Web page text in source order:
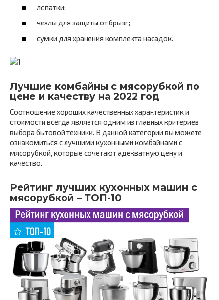
лопатки;
чехлы для защиты от брызг;
сумки для хранения комплекта насадок.
Лучшие комбайны с мясорубкой по
цене и качеству на 2022 год
Соотношение хороших качественных характеристик и
стоимости всегда является одним из главных критериев
выбора бытовой техники. В данной категории вы можете
ознакомиться с лучшими кухонными комбайнами с
мясорубкой, которые сочетают адекватную цену и
качество.
Рейтинг лучших кухонных машин с
мясорубкой – ТОП-10